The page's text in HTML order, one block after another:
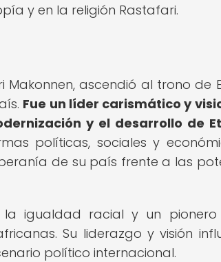
y en la religión Rastafari.
Makonnen, ascendió al trono de
Fue un líder carismático y
y el desarrollo de
políticas, sociales y
de su país frente a las
la igualdad racial y un
Su liderazgo y visión
político internacional.